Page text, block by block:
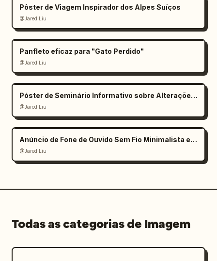
Pôster de Viagem Inspirador dos Alpes Suíços
@Jared Liu
Panfleto eficaz para "Gato Perdido"
@Jared Liu
Póster de Seminário Informativo sobre Alterações Climáticas
@Jared Liu
Anúncio de Fone de Ouvido Sem Fio Minimalista e Elegante
@Jared Liu
Todas as categorias de Imagem